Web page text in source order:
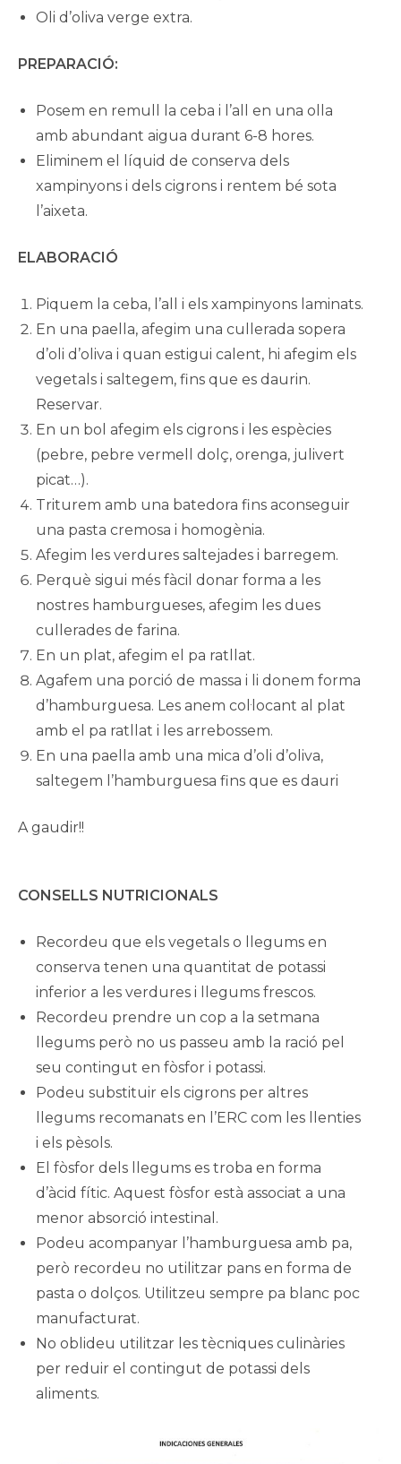
Oli d’oliva verge extra.
PREPARACIÓ:
Posem en remull la ceba i l’all en una olla
amb abundant aigua durant 6-8 hores.
Eliminem el líquid de conserva dels
xampinyons i dels cigrons i rentem bé sota
l’aixeta.
ELABORACIÓ
Piquem la ceba, l’all i els xampinyons laminats.
En una paella, afegim una cullerada sopera
d’oli d’oliva i quan estigui calent, hi afegim els
vegetals i saltegem, fins que es daurin.
Reservar.
En un bol afegim els cigrons i les espècies
(pebre, pebre vermell dolç, orenga, julivert
picat…).
Triturem amb una batedora fins aconseguir
una pasta cremosa i homogènia.
Afegim les verdures saltejades i barregem.
Perquè sigui més fàcil donar forma a les
nostres hamburgueses, afegim les dues
cullerades de farina.
En un plat, afegim el pa ratllat.
Agafem una porció de massa i li donem forma
d’hamburguesa. Les anem col·locant al plat
amb el pa ratllat i les arrebossem.
En una paella amb una mica d’oli d’oliva,
saltegem l’hamburguesa fins que es dauri
A gaudir!!
CONSELLS NUTRICIONALS
Recordeu que els vegetals o llegums en
conserva tenen una quantitat de potassi
inferior a les verdures i llegums frescos.
Recordeu prendre un cop a la setmana
llegums però no us passeu amb la ració pel
seu contingut en fòsfor i potassi.
Podeu substituir els cigrons per altres
llegums recomanats en l’ERC com les llenties
i els pèsols.
El fòsfor dels llegums es troba en forma
d’àcid fític. Aquest fòsfor està associat a una
menor absorció intestinal.
Podeu acompanyar l’hamburguesa amb pa,
però recordeu no utilitzar pans en forma de
pasta o dolços. Utilitzeu sempre pa blanc poc
manufacturat.
No oblideu utilitzar les tècniques culinàries
per reduir el contingut de potassi dels
aliments.